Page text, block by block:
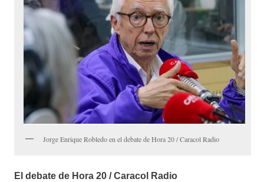
Jorge Enrique Robledo en el debate de Hora 20 / Caracol Radio
El debate de Hora 20 / Caracol Radio